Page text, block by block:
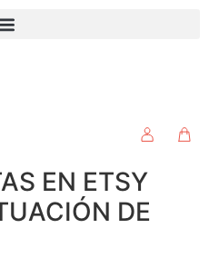
EN ETSY
DE